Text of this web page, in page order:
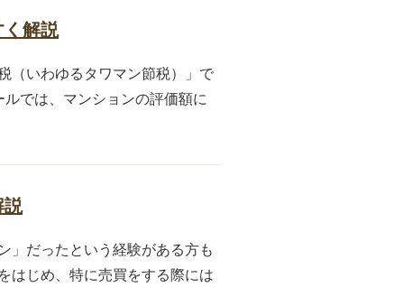
く解説
（いわゆるタワマン節税）」で
では、マンションの評価額に
説
」だったという経験がある方も
はじめ、特に売買をする際には